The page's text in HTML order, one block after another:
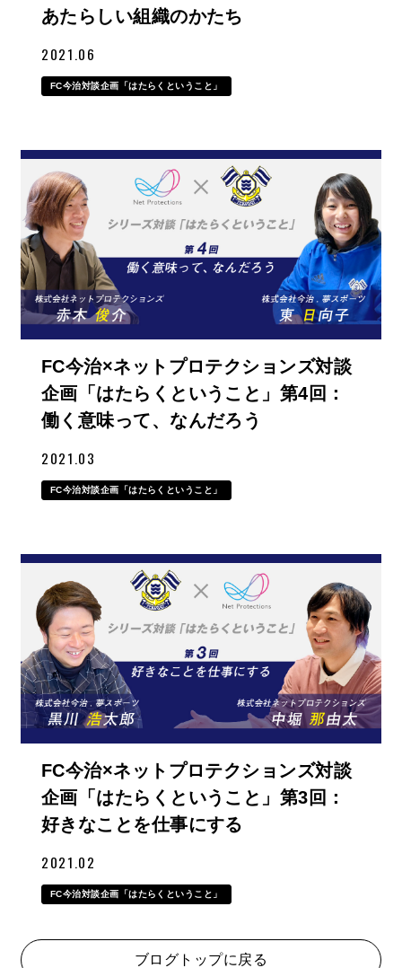
あたらしい組織のかたち
2021.06
FC今治対談企画「はたらくということ」
FC今治×ネットプロテクションズ対談
企画「はたらくということ」第4回：
働く意味って、なんだろう
2021.03
FC今治対談企画「はたらくということ」
FC今治×ネットプロテクションズ対談
企画「はたらくということ」第3回：
好きなことを仕事にする
2021.02
FC今治対談企画「はたらくということ」
ブログトップに戻る